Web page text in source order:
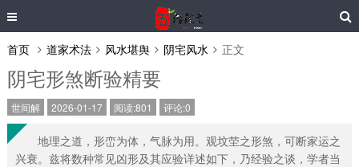
首页 道家术法 风水堪舆 阴宅风水 正文
阴宅形煞断验精要
世间解 2026-01-17 阅读:801 评论:0
地理之道，形峦为体，气脉为用。观坟茔之形煞，可断家运之
兴衰。兹将数种常见凶形及其应验详述如下，乃经验之谈，学者当